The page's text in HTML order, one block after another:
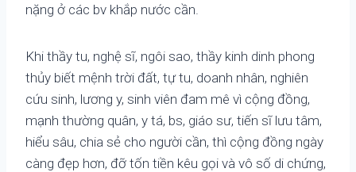
nặng ở các bv khắp nước cần.
Khi thầy tu, nghệ sĩ, ngôi sao, thầy kinh dinh phong
thủy biết mệnh trời đất, tự tu, doanh nhân, nghiên
cứu sinh, lương y, sinh viên đam mê vì cộng đồng,
mạnh thường quân, y tá, bs, giáo sư, tiến sĩ lưu tâm,
hiểu sâu, chia sẻ cho người cần, thì cộng đồng ngày
càng đẹp hơn, đỡ tốn tiền kêu gọi và vô số di chứng,